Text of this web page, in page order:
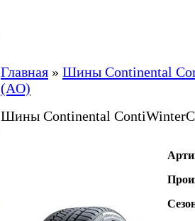
Главная » Шины Continental
(AO)
Шины Continental